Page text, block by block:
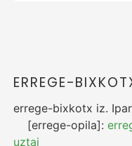
ERREGE-
errege-bixkotx iz.
[errege-opila]:
uztai